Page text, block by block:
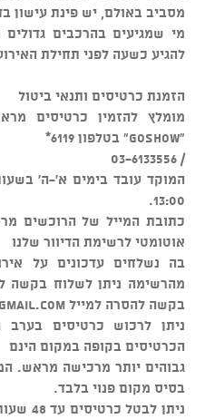
מסביב באולם, יש פינת עישון
מי שמגיעים בהרכבים גדולים
להגיע כשעה לפני תחילת
הזמנת כרטיסים ותנאי ביטול
מומלץ להזמין כרטיסים
"GOSHOW" בטלפון 6119*
/ 03-6133556
13:00.
כתובת המייל של הרוכשים
אוטומטי לרשימת הדיוור שלנו
בה נשלחים עדכונים על
מהרשימה ניתן לשלוח בקשה
בקשה להסרה למייל
ניתן לרכוש כרטיסים בערב
הכרטיסים בקופה במקום הינם
גבוהים יותר מרכישה מראש.
בסיס מקום פנוי בלבד.